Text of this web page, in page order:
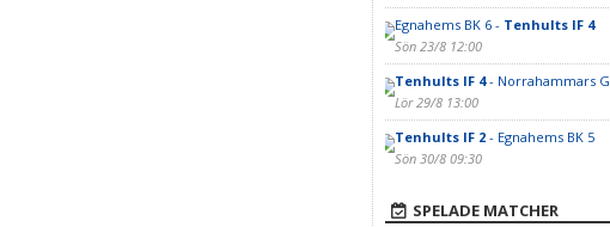
Egnahems BK 6 - Tenhults IF 4
Sön 23/8 12:00
Tenhults IF 4- Norrahammars
Lör 29/8 13:00
Tenhults IF 2- Egnahems BK 5
Sön 30/8 09:30
SPELADE MATCHER